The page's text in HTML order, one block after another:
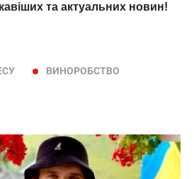
та актуальних новин!
ВИНОРОБСТВО